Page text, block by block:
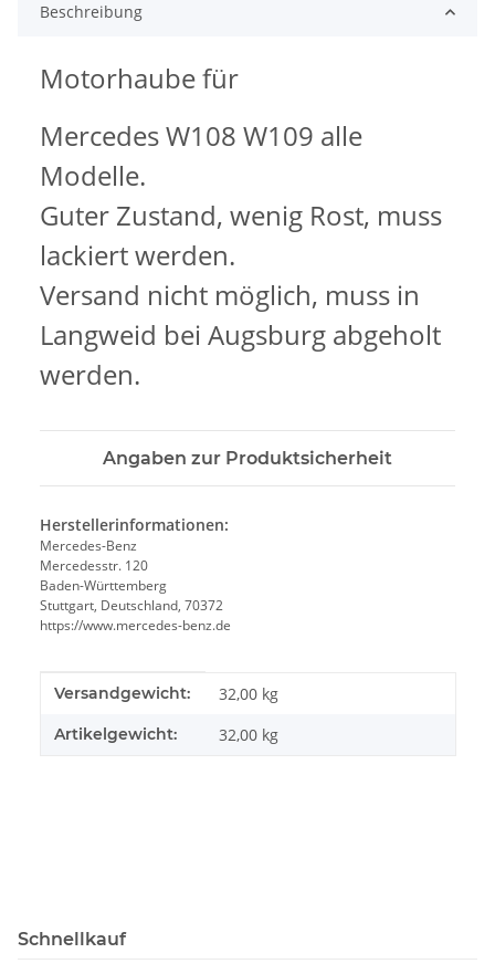
Beschreibung
Motorhaube für
Mercedes W108 W109 alle
Modelle.
Guter Zustand, wenig Rost, muss
lackiert werden.
Versand nicht möglich, muss in
Langweid bei Augsburg abgeholt
werden.
Angaben zur Produktsicherheit
Herstellerinformationen:
Mercedes-Benz
Mercedesstr. 120
Baden-Württemberg
Stuttgart, Deutschland, 70372
https://www.mercedes-benz.de
Produkteigenschaft
Wert
Versandgewicht: 32,00 kg
Artikelgewicht: 32,00 kg
Schnellkauf